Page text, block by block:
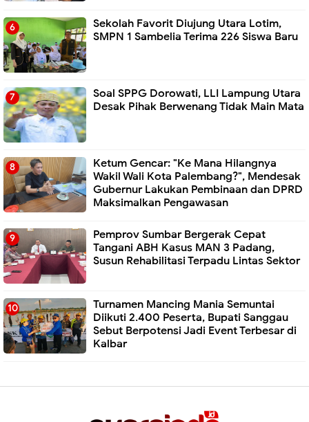
Sekolah Favorit Diujung Utara Lotim,
SMPN 1 Sambelia Terima 226 Siswa Baru ‎
Soal SPPG Dorowati, LLI Lampung Utara
Desak Pihak Berwenang Tidak Main Mata
Ketum Gencar: "Ke Mana Hilangnya
Wakil Wali Kota Palembang?", Mendesak
Gubernur Lakukan Pembinaan dan DPRD
Maksimalkan Pengawasan
Pemprov Sumbar Bergerak Cepat
Tangani ABH Kasus MAN 3 Padang,
Susun Rehabilitasi Terpadu Lintas Sektor
Turnamen Mancing Mania Semuntai
Diikuti 2.400 Peserta, Bupati Sanggau
Sebut Berpotensi Jadi Event Terbesar di
Kalbar